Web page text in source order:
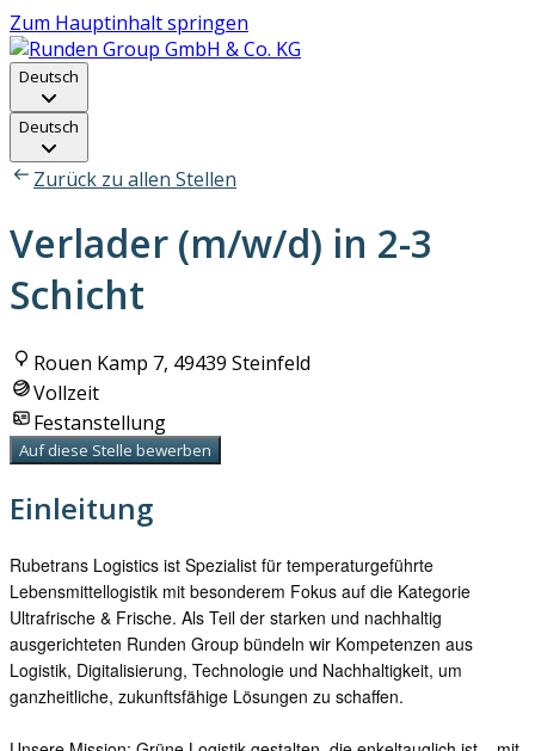
Zum Hauptinhalt springen
Deutsch
Deutsch
Zurück zu allen Stellen
Verlader (m/w/d) in 2-3
Schicht
Rouen Kamp 7, 49439 Steinfeld
Vollzeit
Festanstellung
Auf diese Stelle bewerben
Einleitung
Rubetrans Logistics ist Spezialist für temperaturgeführte
Lebensmittellogistik mit besonderem Fokus auf die Kategorie
Ultrafrische & Frische. Als Teil der starken und nachhaltig
ausgerichteten Runden Group bündeln wir Kompetenzen aus
Logistik, Digitalisierung, Technologie und Nachhaltigkeit, um
ganzheitliche, zukunftsfähige Lösungen zu schaffen.